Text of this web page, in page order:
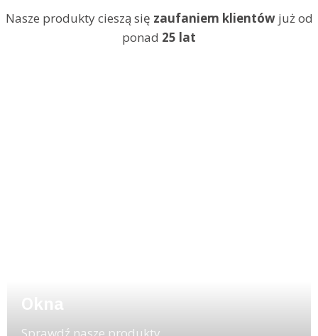
Nasze produkty cieszą się zaufaniem klientówjuż od
ponad 25 lat
Okna
Sprawdź nasze produkty